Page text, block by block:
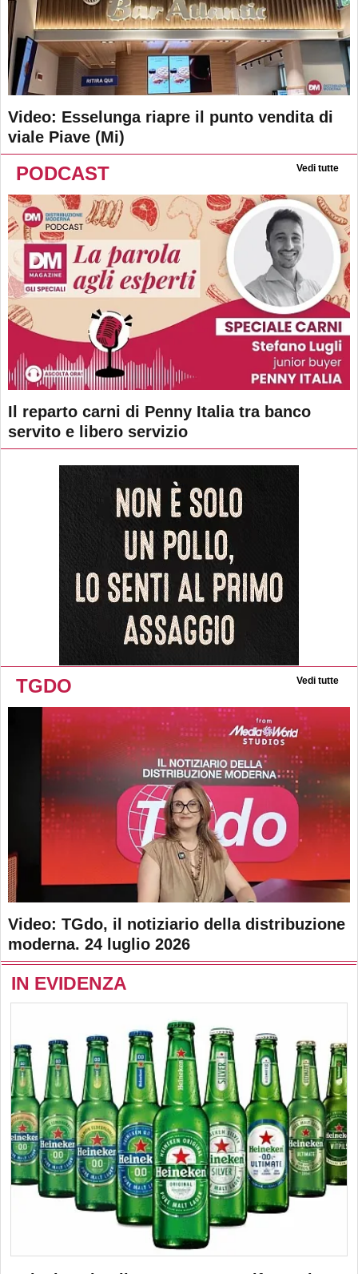
Video: Esselunga riapre il punto vendita di
viale Piave (Mi)
PODCAST Vedi tutte
Il reparto carni di Penny Italia tra banco
servito e libero servizio
TGDO Vedi tutte
Video: TGdo, il notiziario della distribuzione
moderna. 24 luglio 2026
IN EVIDENZA